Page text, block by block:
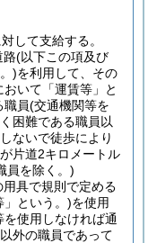
して支給する。
路(以下この項及び
)を利用して、その
おいて「運賃等」と
職員(交通機関等を
困難である職員以
ないで徒歩により
片道2キロメートル
員を除く。)
具で規則で定める
」という。)を使用
を使用しなければ通
外の職員であって